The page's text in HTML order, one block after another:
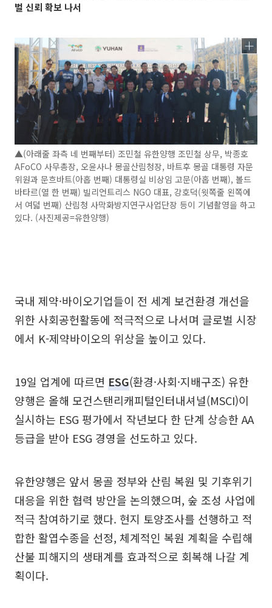
벌 신뢰 확보 나서
▲(아래줄 좌측 네 번째부터) 조민철 유한양행 조민철 상무, 박종호
AFoCO 사무총장, 오윤사나 몽골산림청장, 바트후 몽골 대통령 자문
위원과 문흐바트(아홉 번째) 대통령실 비상임 고문(아홉 번째), 볼드
바타르(열 한 번째) 빌리언트리스 NGO 대표, 강호덕(윗쪽줄 왼쪽에
서 여덟 번째) 산림청 사막화방지연구사업단장 등이 기념촬영을 하고
있다. (사진제공=유한양행)
국내 제약·바이오기업들이 전 세계 보건환경 개선을
위한 사회공헌활동에 적극적으로 나서며 글로벌 시장
에서 K-제약바이오의 위상을 높이고 있다.
19일 업계에 따르면 ESG(환경·사회·지배구조) 유한
양행은 올해 모건스탠리캐피털인터내셔널(MSCI)이
실시하는 ESG 평가에서 작년보다 한 단계 상승한 AA
등급을 받아 ESG 경영을 선도하고 있다.
유한양행은 앞서 몽골 정부와 산림 복원 및 기후위기
대응을 위한 협력 방안을 논의했으며, 숲 조성 사업에
적극 참여하기로 했다. 현지 토양조사를 선행하고 적
합한 활엽수종을 선정, 체계적인 복원 계획을 수립해
산불 피해지의 생태계를 효과적으로 회복해 나갈 계
획이다.